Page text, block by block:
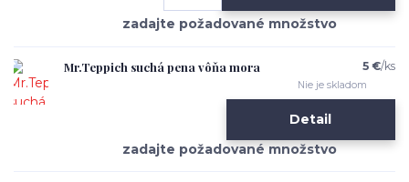
Mr.Teppich suchá pena vôňa mora 5 €/ks
Nie je skladom
Detail